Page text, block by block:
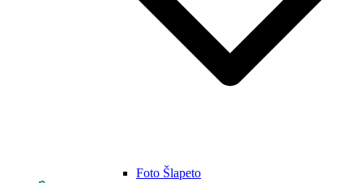
Foto Šlapeto